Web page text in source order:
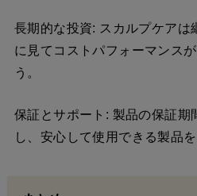
長期的な投資: スカルプケアは
に見てコストパフォーマンス
う。
保証とサポート: 製品の保証期
し、安心して使用できる製品を